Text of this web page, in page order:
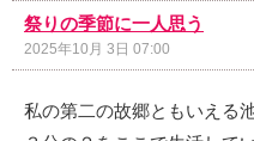
祭りの季節に一人思う
2025年10月 3日 07:00
私の第二の故郷ともいえる